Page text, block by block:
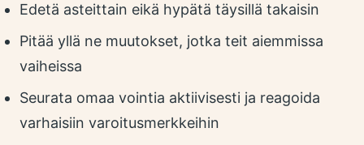
Edetä asteittain eikä hypätä täysillä takaisin
Pitää yllä ne muutokset, jotka teit aiemmissa
vaiheissa
Seurata omaa vointia aktiivisesti ja reagoida
varhaisiin varoitusmerkkeihin